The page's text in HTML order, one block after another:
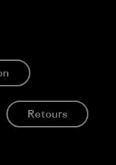
Retours